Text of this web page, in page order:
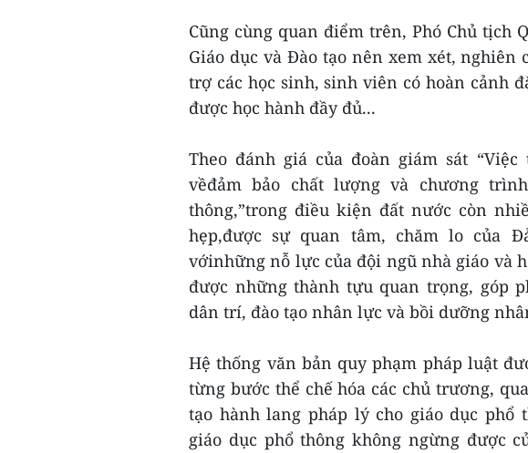
Cũng cùng quan điểm trên, Phó Chủ tịch
Giáo dục và Đào tạo nên xem xét, nghiên
trợ các học sinh, sinh viên có hoàn cảnh
được học hành đầy đủ...
Theo đánh giá của đoàn giám sát
vềđảm bảo chất lượng và chương
thông,”trong điều kiện đất nước còn
hẹp,được sự quan tâm, chăm lo của
vớinhững nỗ lực của đội ngũ nhà giáo và
được những thành tựu quan trọng, góp
dân trí, đào tạo nhân lực và bồi dưỡng
Hệ thống văn bản quy phạm pháp luật
từng bước thể chế hóa các chủ trương,
tạo hành lang pháp lý cho giáo dục phổ
giáo dục phổ thông không ngừng được